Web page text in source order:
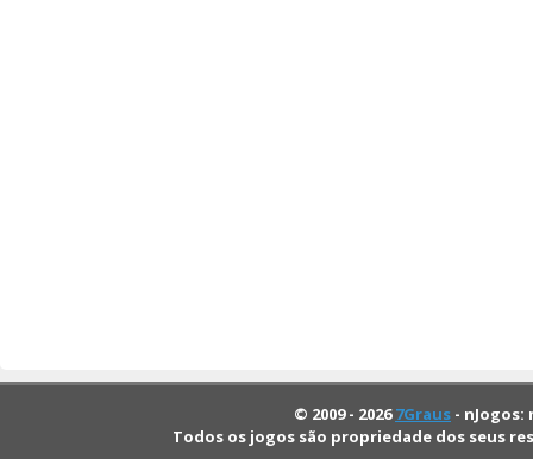
© 2009 - 20267Graus -
Todos os jogos são propriedade dos seus